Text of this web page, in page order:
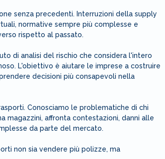
senza precedenti. Interruzioni della supply
normative sempre più complesse e
rispetto al passato.
di analisi del rischio che considera l'intero
L'obiettivo è aiutare le imprese a costruire
decisioni più consapevoli nella
Conosciamo le problematiche di chi
magazzini, affronta contestazioni, danni alle
da parte del mercato.
non sia vendere più polizze, ma